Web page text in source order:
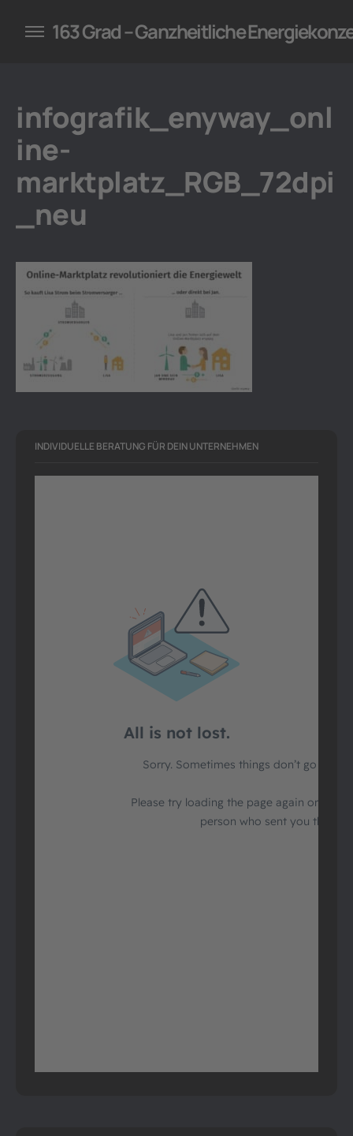
für Unternehmen
163 Grad – Ganzheitliche
infografik_enyway_onl
ine-
marktplatz_RGB_72dpi
_neu
INDIVIDUELLE BERATUNG FÜR DEIN UNTERNEHMEN